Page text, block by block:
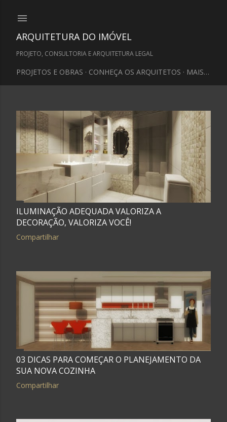
ARQUITETURA DO IMÓVEL
PROJETO, CONSULTORIA E ARQUITETURA LEGAL
PROJETOS E OBRAS CONHEÇA OS ARQUITETOS MAIS…
P
o
s
t
a
g
n
ILUMINAÇÃO ADEQUADA VALORIZA A
DECORAÇÃO, VALORIZA VOCÊ!
Compartilhar
03 DICAS PARA COMEÇAR O PLANEJAMENTO DA
SUA NOVA COZINHA
Compartilhar